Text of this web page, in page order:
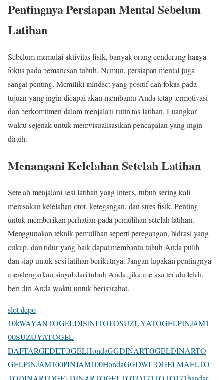
Pentingnya Persiapan Mental Sebelum
Latihan
Sebelum memulai aktivitas fisik, banyak orang cenderung hanya
fokus pada pemanasan tubuh. Namun, persiapan mental juga
sangat penting. Memiliki mindset yang positif dan fokus pada
tujuan yang ingin dicapai akan membantu Anda tetap termotivasi
dan berkomitmen dalam menjalani rutinitas latihan. Luangkan
waktu sejenak untuk memvisualisasikan pencapaian yang ingin
diraih.
Menangani Kelelahan Setelah Latihan
Setelah menjalani sesi latihan yang intens, tubuh sering kali
merasakan kelelahan otot, ketegangan, dan stres fisik. Penting
untuk memberikan perhatian pada pemulihan setelah latihan.
Menggunakan teknik pemulihan seperti peregangan, hidrasi yang
cukup, dan tidur yang baik dapat membantu tubuh Anda pulih
dan siap untuk sesi latihan berikutnya. Jangan lupakan pentingnya
mendengarkan sinyal dari tubuh Anda; jika merasa terlalu lelah,
beri diri Anda waktu untuk beristirahat.
slot depo
10kWAYANTOGELDISINITOTOSUZUYATOGELPINJAM1
00SUZUYATOGEL
DAFTARGEDETOGELHondaGGDINARTOGELDINARTO
GELPINJAM100PINJAM100HondaGGDWITOGELMAELTO
TODINARTOGELDINARTOGELTOTO171TOTO171bandar